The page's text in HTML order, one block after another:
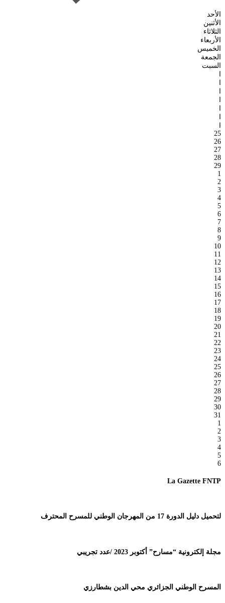
الأحد
الأثنين
الثلاثاء
الأربعاء
الخميس
الجمعة
السبت
25
26
27
28
29
1
2
3
4
5
6
7
8
9
10
11
12
13
14
15
16
17
18
19
20
21
22
23
24
25
26
27
28
29
30
31
1
2
3
4
5
6
La Gazette FNTP
لتحميل دليل الدورة 17 من المهرجان الوطني للمسرح المحترف
مجلة إلكترونية “مسارح” أكتوبر 2023 /عدد تجريبي
المسرح الوطني الجزائري محي الدين بشطارزي